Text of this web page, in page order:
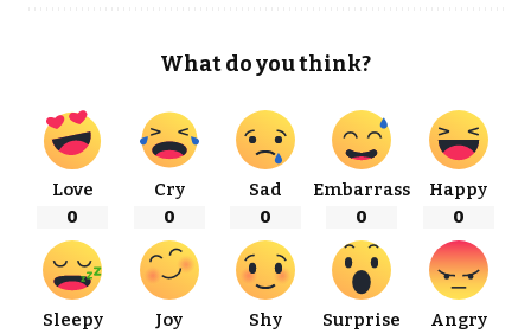
What do you think?
Love
0
Cry
0
Sad
0
Embarrass
0
Happy
0
Sleepy
Joy
Shy
Surprise
Angry